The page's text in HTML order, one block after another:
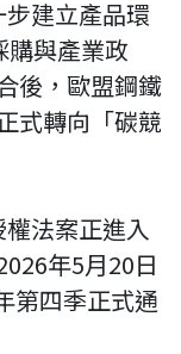
建立產品環
購與產業政
後，歐盟鋼鐵
式轉向「碳競
法案正進入
年5月20日
第四季正式通